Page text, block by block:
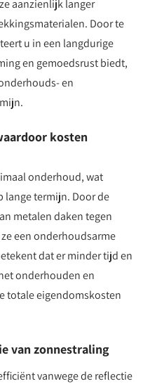
aanzienlijk langer
Door te
u in een langdurige
en gemoedsrust biedt,
en
kosten
onderhoud, wat
lange termijn. Door de
metalen daken tegen
een onderhoudsarme
dat er minder tijd en
onderhouden en
totale eigendomskosten
van zonnestraling
vanwege de reflectie